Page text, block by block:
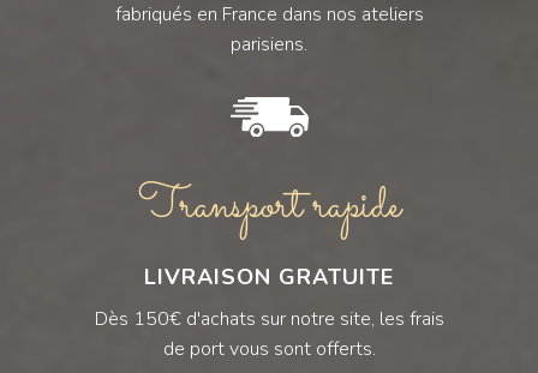
fabriqués en France dans nos ateliers
parisiens.
Transport rapide
LIVRAISON GRATUITE
Dès 150€ d'achats sur notre site, les frais
de port vous sont offerts.